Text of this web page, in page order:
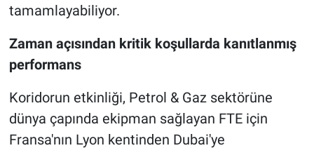
tamamlayabiliyor.
Zaman açısından kritik koşullarda kanıtlanmış
performans
Koridorun etkinliği, Petrol & Gaz sektörüne
dünya çapında ekipman sağlayan FTE için
Fransa'nın Lyon kentinden Dubai'ye